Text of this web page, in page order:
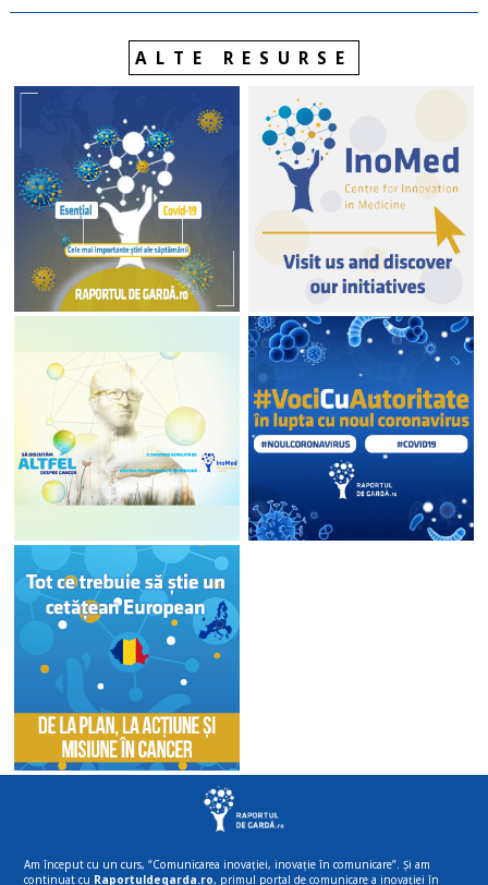
ALTE RESURSE
Am început cu un curs, “Comunicarea inovației, inovație în comunicare”. Și am
continuat cu Raportuldegarda.ro, primul portal de comunicare a inovației în